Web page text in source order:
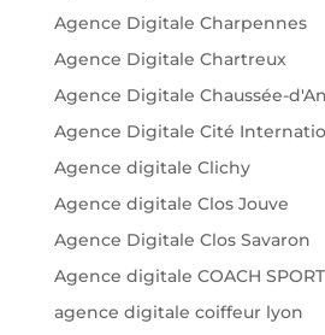
Agence Digitale Charpennes
Agence Digitale Chartreux
Agence Digitale Chaussée-
Agence Digitale Cité
Agence digitale Clichy
Agence digitale Clos Jouve
Agence Digitale Clos Savaron
Agence digitale COACH
agence digitale coiffeur lyon